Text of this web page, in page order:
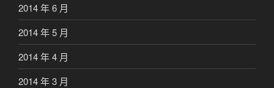
2014 年 6 月
2014 年 5 月
2014 年 4 月
2014 年 3 月